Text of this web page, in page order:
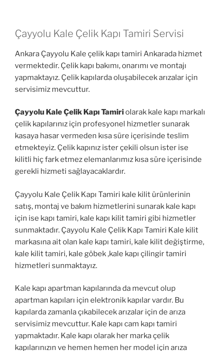
Çayyolu Kale Çelik Kapı Tamiri Servisi
Ankara Çayyolu Kale çelik kapı tamiri Ankarada hizmet
vermektedir. Çelik kapı bakımı, onarımı ve montajı
yapmaktayız. Çelik kapılarda oluşabilecek arızalar için
servisimiz mevcuttur.
Çayyolu Kale Çelik Kapı Tamiriolarak kale kapı markalı
çelik kapılarınız için profesyonel hizmetler sunarak
kasaya hasar vermeden kısa süre içerisinde teslim
etmekteyiz. Çelik kapınız ister çekili olsun ister ise
kilitli hiç fark etmez elemanlarımız kısa süre içerisinde
gerekli hizmeti sağlayacaklardır.
Çayyolu Kale Çelik Kapı Tamiri kale kilit ürünlerinin
satış, montaj ve bakım hizmetlerini sunarak kale kapı
için ise kapı tamiri, kale kapı kilit tamiri gibi hizmetler
sunmaktadır. Çayyolu Kale Çelik Kapı Tamiri Kale kilit
markasına ait olan kale kapı tamiri, kale kilit değiştirme,
kale kilit tamiri, kale göbek ,kale kapı çilingir tamiri
hizmetleri sunmaktayız.
Kale kapı apartman kapılarında da mevcut olup
apartman kapıları için elektronik kapılar vardır. Bu
kapılarda zamanla çıkabilecek arızalar için de arıza
servisimiz mevcuttur. Kale kapı cam kapı tamiri
yapmaktadır. Kale kapı olarak her marka çelik
kapılarınızın ve hemen hemen her model için arıza